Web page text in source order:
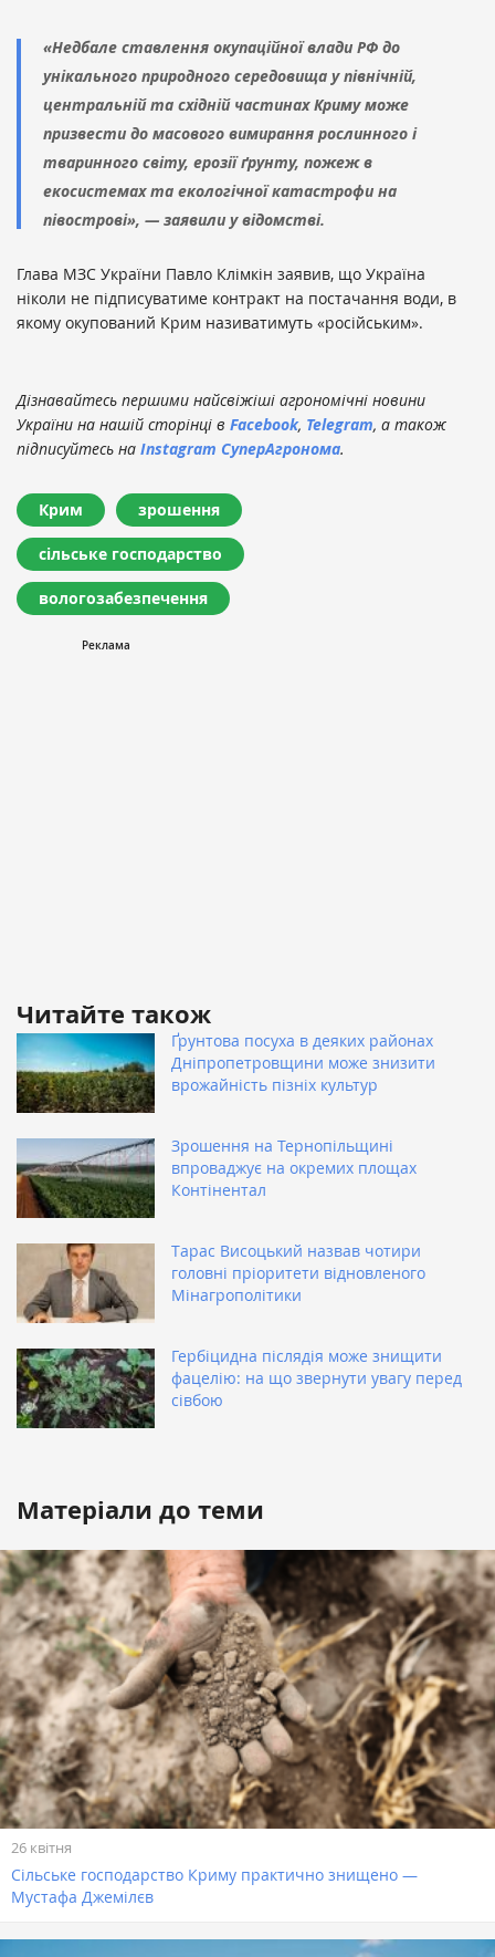
«Недбале ставлення окупаційної влади РФ до
унікального природного середовища у північній,
центральній та східній частинах Криму може
призвести до масового вимирання рослинного і
тваринного світу, ерозії ґрунту, пожеж в
екосистемах та екологічної катастрофи на
півострові», — заявили у відомстві.
Глава МЗС України Павло Клімкін заявив, що Україна
ніколи не підписуватиме контракт на постачання води, в
якому окупований Крим називатимуть «російським».
Дізнавайтесь першими найсвіжіші агрономічні новини
України на нашій сторінці в Facebook, Telegram, а також
підписуйтесь на Instagram СуперАгронома.
Крим зрошення
сільське господарство
вологозабезпечення
Читайте також
Ґрунтова посуха в деяких районах
Дніпропетровщини може знизити
врожайність пізніх культур
Зрошення на Тернопільщині
впроваджує на окремих площах
Контінентал
Тарас Висоцький назвав чотири
головні пріоритети відновленого
Мінагрополітики
Гербіцидна післядія може знищити
фацелію: на що звернути увагу перед
сівбою
Матеріали до теми
26 квітня
Сільське господарство Криму практично знищено —
Мустафа Джемілєв